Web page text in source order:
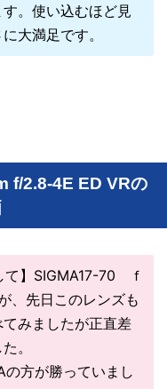
。使い込むほど見
大満足です。
f/2.8-4E ED VRの
て】SIGMA17-70 ｆ
、先日このレンズも
みましたが正直差
。
方が勝っていまし